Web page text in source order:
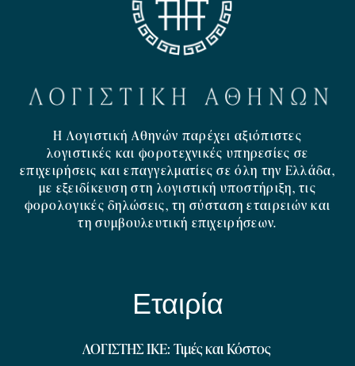
Η Λογιστική Αθηνών παρέχει αξιόπιστες
λογιστικές και φοροτεχνικές υπηρεσίες σε
επιχειρήσεις και επαγγελματίες σε όλη την Ελλάδα,
με εξειδίκευση στη λογιστική υποστήριξη, τις
φορολογικές δηλώσεις, τη σύσταση εταιρειών και
τη συμβουλευτική επιχειρήσεων.
Εταιρία
ΛΟΓΙΣΤΗΣ ΙΚΕ: Τιμές και Κόστος